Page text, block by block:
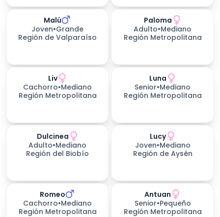
Malú
Joven•Grande
Región de Valparaíso
Paloma
Adulto•Mediano
Región Metropolitana
Liv
Cachorro•Mediano
Región Metropolitana
Luna
Senior•Mediano
Región Metropolitana
Dulcinea
Adulto•Mediano
Región del Biobío
Lucy
Joven•Mediano
Región de Aysén
Romeo
Cachorro•Mediano
Región Metropolitana
Antuan
Senior•Pequeño
Región Metropolitana